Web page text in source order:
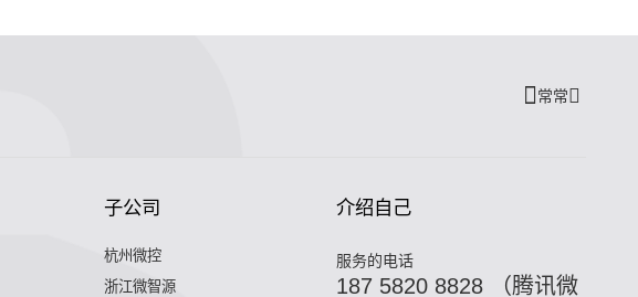
常常
子公司
杭州微控
浙江微智源
介绍自己
服务的电话
187 5820 8828 （腾讯微